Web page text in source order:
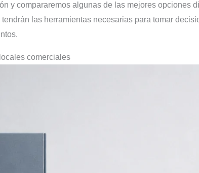
y compararemos algunas de las mejores opciones
las herramientas necesarias para tomar
comerciales